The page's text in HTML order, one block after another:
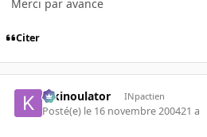
Merci par avance
Citer
kikinoulator INpactien
Posté(e) le 16 novembre 200421 a